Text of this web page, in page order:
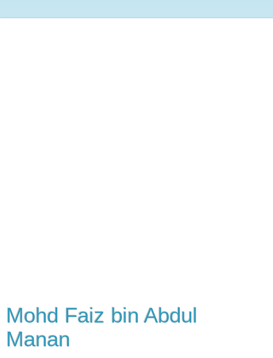
Mohd Faiz bin Abdul
Manan